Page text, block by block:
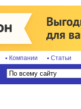
Компании Статьи